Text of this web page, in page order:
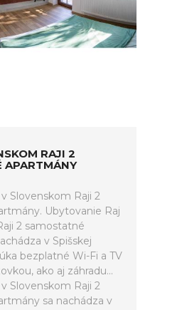
RAJI 2
APARTMÁNY
Slovenskom Raji 2
Ubytovanie Raj
2 samostatné
v Spišskej
bezplatné Wi-Fi a TV
ako aj záhradu...
Slovenskom Raji 2
sa nachádza v